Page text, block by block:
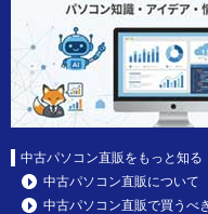
中古パソコン直販をもっと知る
中古パソコン直販について
中古パソコン直販で買うべ